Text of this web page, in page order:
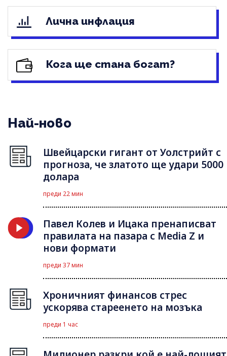
Лична инфлация
Кога ще стана богат?
Най-ново
Швейцарски гигант от Уолстрийт с
прогноза, че златото ще удари 5000
долара
преди 22 мин
Павел Колев и Ицака пренаписват
правилата на пазара с Media Z и
нови формати
преди 37 мин
Хроничният финансов стрес
ускорява стареенето на мозъка
преди 1 час